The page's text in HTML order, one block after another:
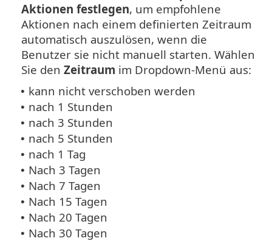
Aktionen festlegen, um empfohlene
Aktionen nach einem definierten Zeitraum
automatisch auszulösen, wenn die
Benutzer sie nicht manuell starten. Wählen
Sie den Zeitraum im Dropdown-Menü aus:
• kann nicht verschoben werden
• nach 1 Stunden
• nach 3 Stunden
• nach 5 Stunden
• nach 1 Tag
• Nach 3 Tagen
• Nach 7 Tagen
• Nach 15 Tagen
• Nach 20 Tagen
• Nach 30 Tagen